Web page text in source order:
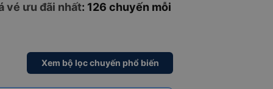
vé ưu đãi nhất: 126 chuyến mỗi
Xem bộ lọc chuyến phổ biến